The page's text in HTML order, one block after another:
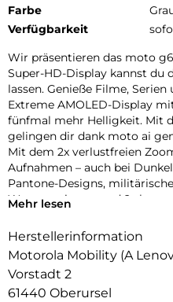
Farbe
Verfügbarkeit
Wir präsentieren das moto
Super-HD-Display kannst du
lassen. Genieße Filme,
Extreme AMOLED-Display
fünfmal mehr Helligkeit. Mit
gelingen dir dank moto ai
Mit dem 2x verlustfreien
Aufnahmen – auch bei
Pantone-Designs,
Wasserresistenz und 2x
erlebst du hohe 5G-
Audio über Stereo-
erlebst du deine Kreativität in
Mehr lesen
Herstellerinformation
Motorola Mobility (A
Vorstadt 2
61440 Oberursel